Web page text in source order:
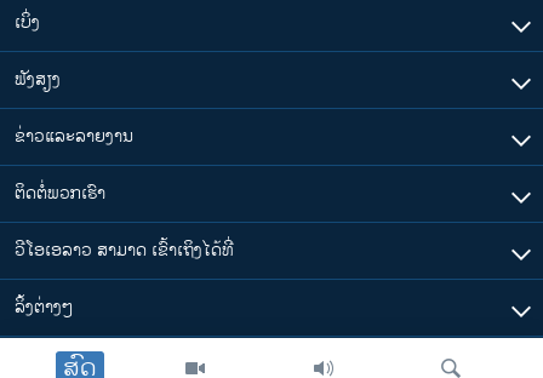
ສົດ
ເບິ່ງ
ຟັງສຽງ
ຂ່າວແລະລາຍງານ
ຕິດຕໍ່ພວກເຮົາ
ວີໂອເອລາວ ສາມາດ ເຂົ້າເຖິງໄດ້ທີ່
​ລິ້ງ​ຕ່າງໆ
ຕາມເວລາໃນລາວ